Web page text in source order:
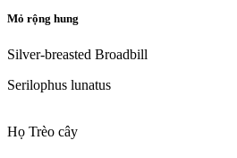
Mỏ rộng hung
Silver-breasted Broadbill
Serilophus lunatus
Họ Trèo cây